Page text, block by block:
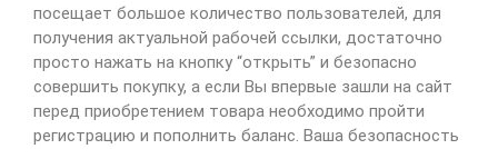
посещает большое количество пользователей, для
получения актуальной рабочей ссылки, достаточно
просто нажать на кнопку “открыть” и безопасно
совершить покупку, а если Вы впервые зашли на сайт
перед приобретением товара необходимо пройти
регистрацию и пополнить баланс. Ваша безопасность